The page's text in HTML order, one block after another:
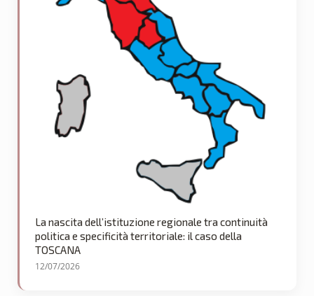
La nascita dell’istituzione regionale tra continuità
politica e specificità territoriale: il caso della
TOSCANA
12/07/2026